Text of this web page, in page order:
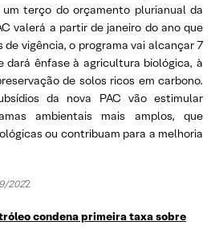
terço do orçamento plurianual da
valerá a partir de janeiro do ano que
de vigência, o programa vai alcançar 7
dará ênfase à agricultura biológica, à
de solos ricos em carbono.
da nova PAC vão estimular
ambientais mais amplos, que
ou contribuam para a melhoria
2022
condena primeira taxa sobre